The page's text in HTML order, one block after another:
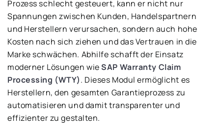
Prozess schlecht gesteuert, kann er nicht nur
Spannungen zwischen Kunden, Handelspartnern
und Herstellern verursachen, sondern auch hohe
Kosten nach sich ziehen und das Vertrauen in die
Marke schwächen. Abhilfe schafft der Einsatz
moderner Lösungen wieSAP Warranty Claim
Processing (WTY). Dieses Modul ermöglicht es
Herstellern, den gesamten Garantieprozess zu
automatisieren und damit transparenter und
effizienter zu gestalten.